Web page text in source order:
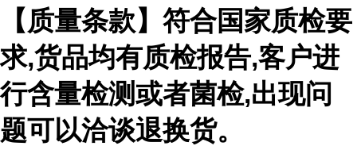
【质量条款】符合国家质检要
求,货品均有质检报告,客户进
行含量检测或者菌检,出现问
题可以洽谈退换货。